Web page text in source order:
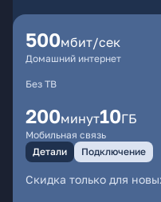
500мбит/сек
Домашний интернет
Без ТВ
200минут10ГБ
Мобильная связь
Детали
Подключение
Скидка только для